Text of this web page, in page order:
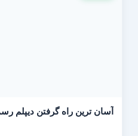
آسان ترین راه گرفتن دیپلم